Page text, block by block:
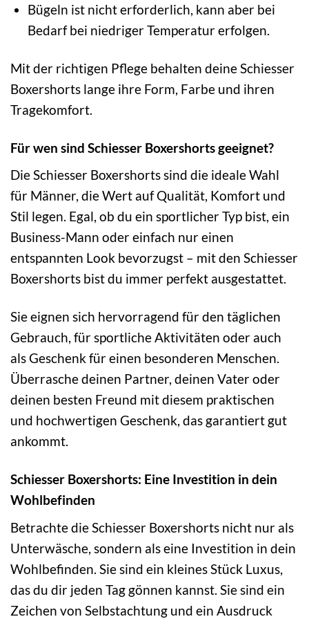
Bügeln ist nicht erforderlich, kann aber bei
Bedarf bei niedriger Temperatur erfolgen.
Mit der richtigen Pflege behalten deine Schiesser
Boxershorts lange ihre Form, Farbe und ihren
Tragekomfort.
Für wen sind Schiesser Boxershorts geeignet?
Die Schiesser Boxershorts sind die ideale Wahl
für Männer, die Wert auf Qualität, Komfort und
Stil legen. Egal, ob du ein sportlicher Typ bist, ein
Business-Mann oder einfach nur einen
entspannten Look bevorzugst – mit den Schiesser
Boxershorts bist du immer perfekt ausgestattet.
Sie eignen sich hervorragend für den täglichen
Gebrauch, für sportliche Aktivitäten oder auch
als Geschenk für einen besonderen Menschen.
Überrasche deinen Partner, deinen Vater oder
deinen besten Freund mit diesem praktischen
und hochwertigen Geschenk, das garantiert gut
ankommt.
Schiesser Boxershorts: Eine Investition in dein
Wohlbefinden
Betrachte die Schiesser Boxershorts nicht nur als
Unterwäsche, sondern als eine Investition in dein
Wohlbefinden. Sie sind ein kleines Stück Luxus,
das du dir jeden Tag gönnen kannst. Sie sind ein
Zeichen von Selbstachtung und ein Ausdruck